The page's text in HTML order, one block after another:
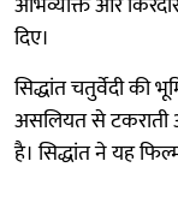
दिए।
सिद्धांत चतुर्वेदी
असलियत से टकराती
है। सिद्धांत ने यह